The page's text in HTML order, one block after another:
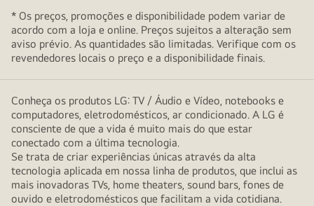
* Os preços, promoções e disponibilidade podem variar de
acordo com a loja e online. Preços sujeitos a alteração sem
aviso prévio. As quantidades são limitadas. Verifique com os
revendedores locais o preço e a disponibilidade finais.
Conheça os produtos LG: TV / Áudio e Vídeo, notebooks e
computadores, eletrodomésticos, ar condicionado. A LG é
consciente de que a vida é muito mais do que estar
conectado com a última tecnologia.
Se trata de criar experiências únicas através da alta
tecnologia aplicada em nossa linha de produtos, que inclui as
mais inovadoras TVs, home theaters, sound bars, fones de
ouvido e eletrodomésticos que facilitam a vida cotidiana.